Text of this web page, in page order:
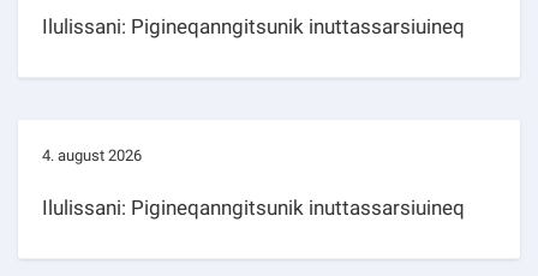
Ilulissani: Pigineqanngitsunik inuttassarsiuineq
4. august 2026
Ilulissani: Pigineqanngitsunik inuttassarsiuineq